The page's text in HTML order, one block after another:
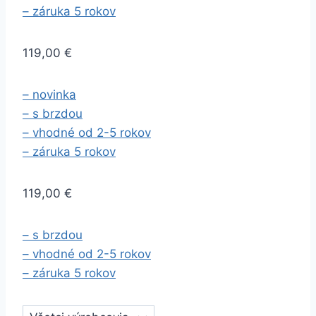
– záruka 5 rokov
119,00 €
– novinka
– s brzdou
– vhodné od 2-5 rokov
– záruka 5 rokov
119,00 €
– s brzdou
– vhodné od 2-5 rokov
– záruka 5 rokov